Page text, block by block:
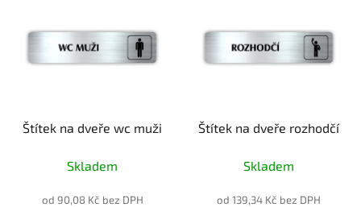
Štítek na dveře wc muži
Skladem
od 90,08 Kč bez DPH
Štítek na dveře rozhodčí
Skladem
od 139,34 Kč bez DPH